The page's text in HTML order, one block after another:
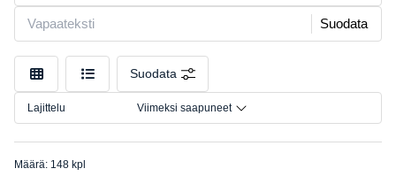
Väri
Koko
Suodata
Suodata
Lajittelu Viimeksi saapuneet
Määrä: 148 kpl